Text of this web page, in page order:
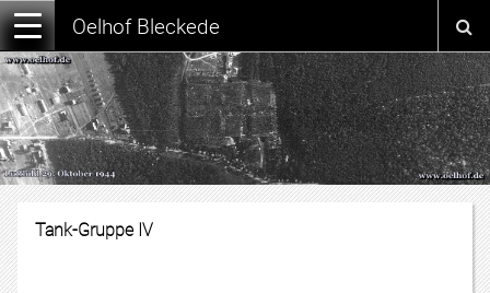
Oelhof Bleckede
Tank-Gruppe IV